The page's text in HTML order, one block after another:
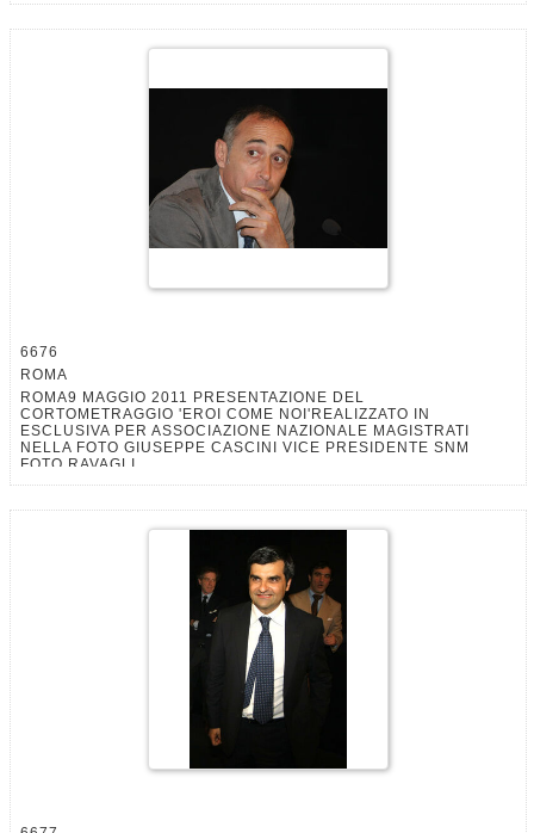
6676
ROMA
ROMA9 MAGGIO 2011 PRESENTAZIONE DEL
CORTOMETRAGGIO 'EROI COME NOI'REALIZZATO IN
ESCLUSIVA PER ASSOCIAZIONE NAZIONALE MAGISTRATI
NELLA FOTO GIUSEPPE CASCINI VICE PRESIDENTE SNM
FOTO RAVAGLI